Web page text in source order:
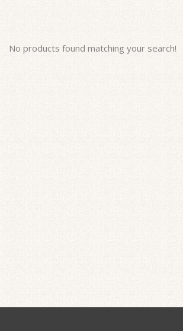
No products found matching your search!